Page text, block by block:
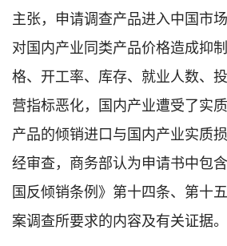
主张，申请调查产品进入中国市
对国内产业同类产品价格造成抑
格、开工率、库存、就业人数、
营指标恶化，国内产业遭受了实
产品的倾销进口与国内产业实质
经审查，商务部认为申请书中包
国反倾销条例》第十四条、第十
案调查所要求的内容及有关证据。